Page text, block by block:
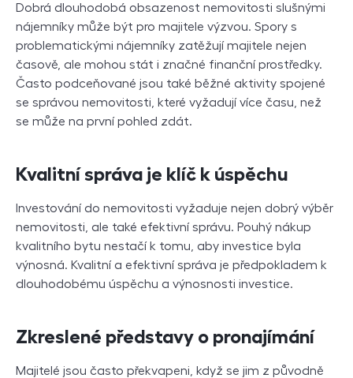
Dobrá dlouhodobá obsazenost nemovitosti slušnými
nájemníky může být pro majitele výzvou. Spory s
problematickými nájemníky zatěžují majitele nejen
časově, ale mohou stát i značné finanční prostředky.
Často podceňované jsou také běžné aktivity spojené
se správou nemovitosti, které vyžadují více času, než
se může na první pohled zdát.
Kvalitní správa je klíč k úspěchu
Investování do nemovitosti vyžaduje nejen dobrý výběr
nemovitosti, ale také efektivní správu. Pouhý nákup
kvalitního bytu nestačí k tomu, aby investice byla
výnosná. Kvalitní a efektivní správa je předpokladem k
dlouhodobému úspěchu a výnosnosti investice.
Zkreslené představy o pronajímání
Majitelé jsou často překvapeni, když se jim z původně